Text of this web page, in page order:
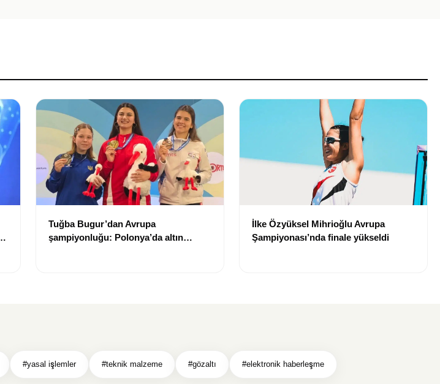
Tuğba Bugur’dan Avrupa
şampiyonluğu: Polonya’da altın
İlke Özyüksel Mihrioğlu Avrupa
Şampiyonası’nda finale yükseldi
#yasal işlemler #teknik malzeme #gözaltı #elektronik haberleşme